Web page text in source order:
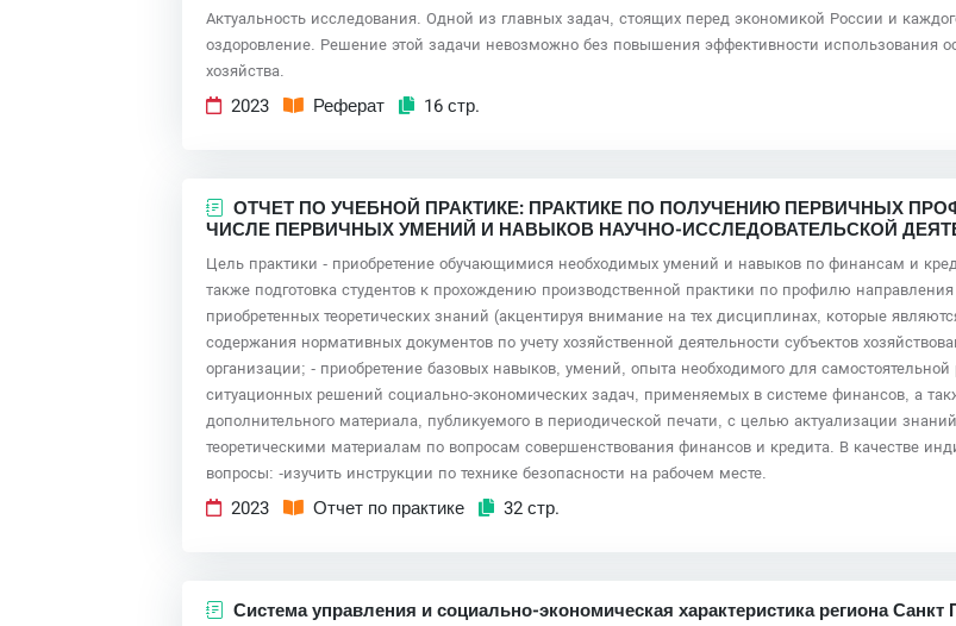
Актуальность исследования. Одной из главных задач, стоящих перед экономикой России и
оздоровление. Решение этой задачи невозможно без повышения эффективности использования
хозяйства.
2023 Реферат 16 стр.
ОТЧЕТ ПО УЧЕБНОЙ ПРАКТИКЕ: ПРАКТИКЕ ПО ПОЛУЧЕНИЮ ПЕРВИЧНЫХ
ЧИСЛЕ ПЕРВИЧНЫХ УМЕНИЙ И НАВЫКОВ НАУЧНО-ИССЛЕДОВАТЕЛЬСКОЙ
Цель практики - приобретение обучающимися необходимых умений и навыков по финансам и
также подготовка студентов к прохождению производственной практики по профилю
приобретенных теоретических знаний (акцентируя внимание на тех дисциплинах, которые
содержания нормативных документов по учету хозяйственной деятельности субъектов
организации; - приобретение базовых навыков, умений, опыта необходимого для
ситуационных решений социально-экономических задач, применяемых в системе финансов, а
дополнительного материала, публикуемого в периодической печати, с целью актуализации
теоретическими материалам по вопросам совершенствования финансов и кредита. В качестве
вопросы: -изучить инструкции по технике безопасности на рабочем месте.
2023 Отчет по практике 32 стр.
Система управления и социально-экономическая характеристика региона Санкт